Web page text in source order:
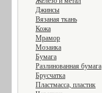
Джинсы
Вязаная ткань
Кожа
Мрамор
Мозаика
Бумага
Разлинованная бумага
Брусчатка
Пластмасса, пластик